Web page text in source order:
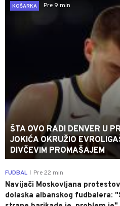
KOŠARKA
Pre 9 min
ŠTA OVO RADI DENVER U
JOKIĆA OKRUŽIO
DIVČEVIM PROMAŠAJEM
FUDBAL Pre 22 min
Navijači Moskovljana
dolaska albanskog fudbalera: